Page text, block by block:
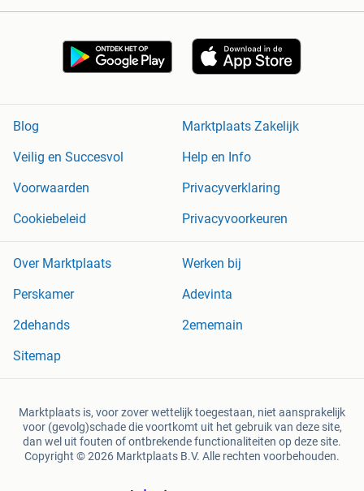
Blog
Marktplaats Zakelijk
Veilig en Succesvol
Help en Info
Voorwaarden
Privacyverklaring
Cookiebeleid
Privacyvoorkeuren
Over Marktplaats
Werken bij
Perskamer
Adevinta
2dehands
2ememain
Sitemap
Marktplaats is, voor zover wettelijk toegestaan, niet aansprakelijk
voor (gevolg)schade die voortkomt uit het gebruik van deze site,
dan wel uit fouten of ontbrekende functionaliteiten op deze site.
Copyright © 2026 Marktplaats B.V. Alle rechten voorbehouden.